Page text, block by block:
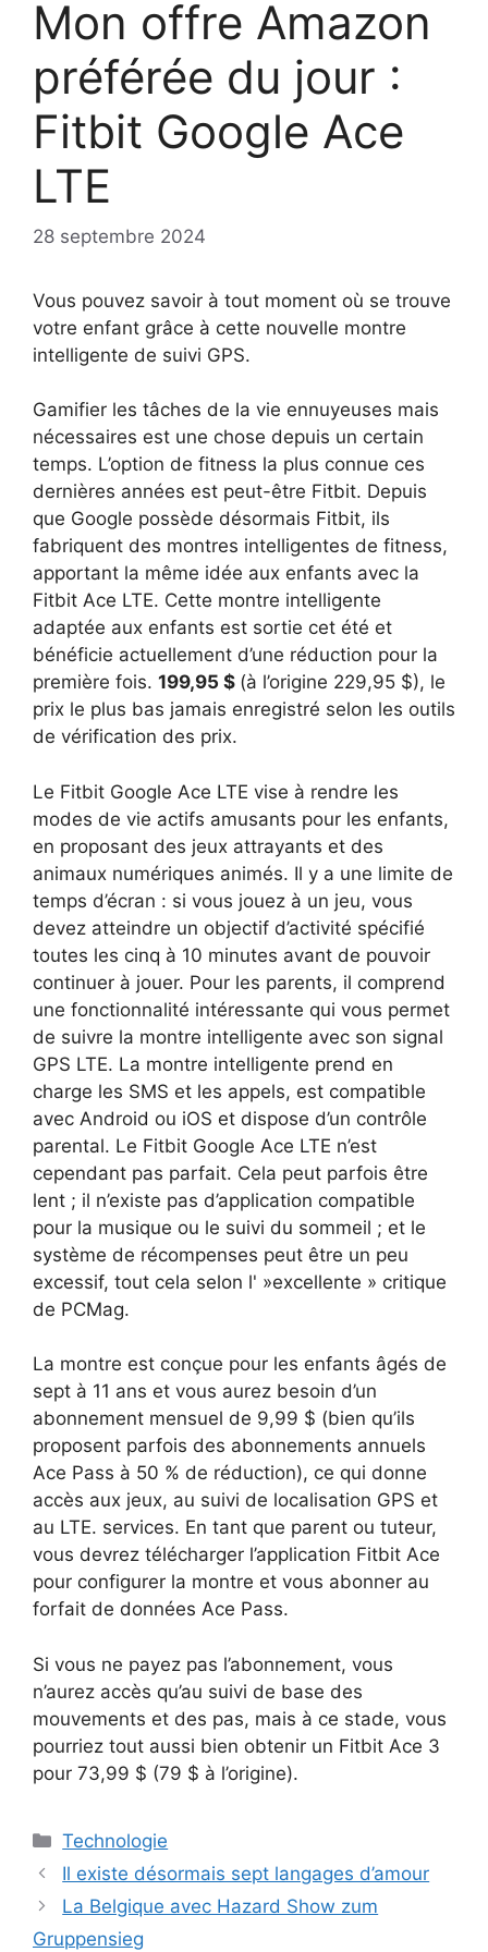
Mon offre Amazon
préférée du jour :
Fitbit Google Ace
LTE
28 septembre 2024
Vous pouvez savoir à tout moment où se trouve
votre enfant grâce à cette nouvelle montre
intelligente de suivi GPS.
Gamifier les tâches de la vie ennuyeuses mais
nécessaires est une chose depuis un certain
temps. L’option de fitness la plus connue ces
dernières années est peut-être Fitbit. Depuis
que Google possède désormais Fitbit, ils
fabriquent des montres intelligentes de fitness,
apportant la même idée aux enfants avec la
Fitbit Ace LTE. Cette montre intelligente
adaptée aux enfants est sortie cet été et
bénéficie actuellement d’une réduction pour la
première fois. 199,95 $ (à l’origine 229,95 $), le
prix le plus bas jamais enregistré selon les outils
de vérification des prix.
Le Fitbit Google Ace LTE vise à rendre les
modes de vie actifs amusants pour les enfants,
en proposant des jeux attrayants et des
animaux numériques animés. Il y a une limite de
temps d’écran : si vous jouez à un jeu, vous
devez atteindre un objectif d’activité spécifié
toutes les cinq à 10 minutes avant de pouvoir
continuer à jouer. Pour les parents, il comprend
une fonctionnalité intéressante qui vous permet
de suivre la montre intelligente avec son signal
GPS LTE. La montre intelligente prend en
charge les SMS et les appels, est compatible
avec Android ou iOS et dispose d’un contrôle
parental. Le Fitbit Google Ace LTE n’est
cependant pas parfait. Cela peut parfois être
lent ; il n’existe pas d’application compatible
pour la musique ou le suivi du sommeil ; et le
système de récompenses peut être un peu
excessif, tout cela selon l' »excellente » critique
de PCMag.
La montre est conçue pour les enfants âgés de
sept à 11 ans et vous aurez besoin d’un
abonnement mensuel de 9,99 $ (bien qu’ils
proposent parfois des abonnements annuels
Ace Pass à 50 % de réduction), ce qui donne
accès aux jeux, au suivi de localisation GPS et
au LTE. services. En tant que parent ou tuteur,
vous devrez télécharger l’application Fitbit Ace
pour configurer la montre et vous abonner au
forfait de données Ace Pass.
Si vous ne payez pas l’abonnement, vous
n’aurez accès qu’au suivi de base des
mouvements et des pas, mais à ce stade, vous
pourriez tout aussi bien obtenir un Fitbit Ace 3
pour 73,99 $ (79 $ à l’origine).
Catégories
Technologie
Il existe désormais sept langages d’amour
La Belgique avec Hazard Show zum
Gruppensieg